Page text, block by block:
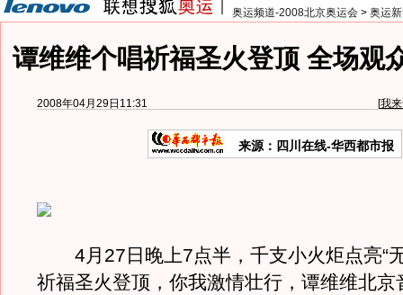
奥运频道-2008北京奥运会 > 奥运
谭维维个唱祈福圣火登顶 全场观
2008年04月29日11:31 [我
来源：四川在线-华西都市报
4月27日晚上7点半，千支小火炬点亮“
祈福圣火登顶，你我激情壮行，谭维维北京